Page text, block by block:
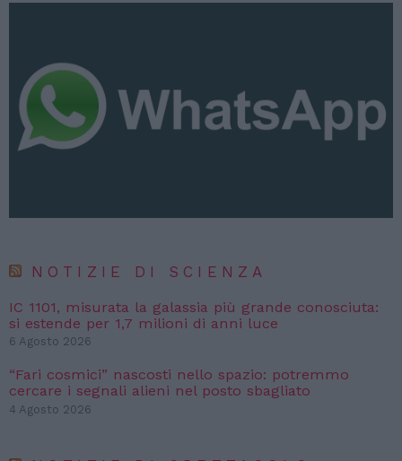
NOTIZIE DI SCIENZA
IC 1101, misurata la galassia più grande conosciuta:
si estende per 1,7 milioni di anni luce
6 Agosto 2026
“Fari cosmici” nascosti nello spazio: potremmo
cercare i segnali alieni nel posto sbagliato
4 Agosto 2026